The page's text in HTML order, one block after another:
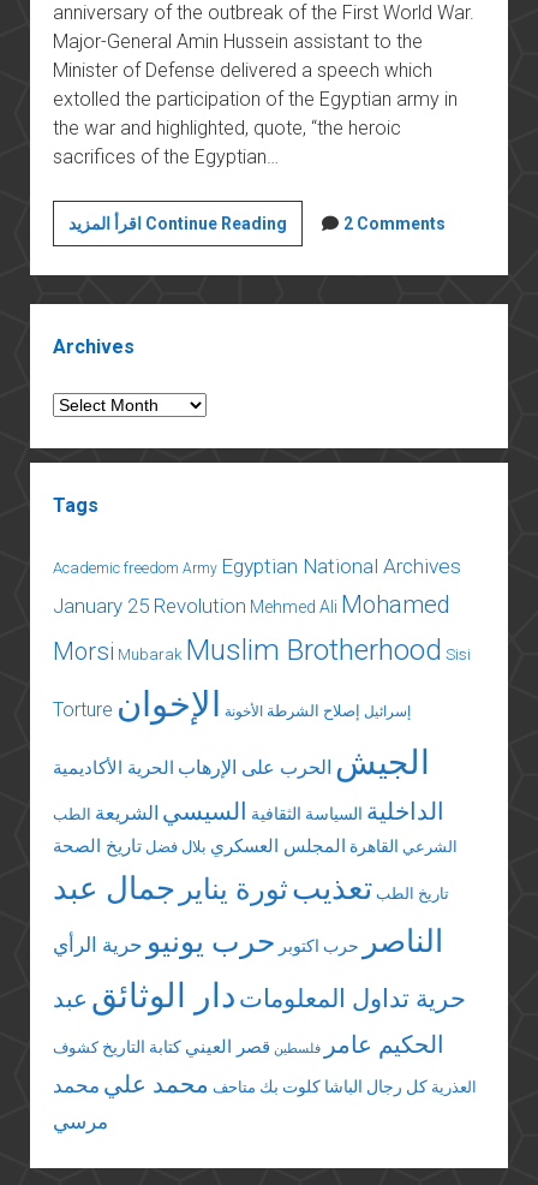
anniversary of the outbreak of the First World War.
Major-General Amin Hussein assistant to the
Minister of Defense delivered a speech which
extolled the participation of the Egyptian army in
the war and highlighted, quote, “the heroic
sacrifices of the Egyptian…
اقرأ المزيد Continue ReadingThe
Great
Theft
of
in
War
2 Comments
Archives
Archives
Tags
Academic freedom Army Egyptian National Archives
January 25 Revolution Mehmed Ali Mohamed
Morsi Mubarak Muslim Brotherhood Sisi
Torture إسرائيل إصلاح الشرطة الأخونة الإخوان
الجيش الحرب على الإرهاب الحرية الأكاديمية
الداخلية السياسة الثقافية السيسي الشريعة الطب
الشرعي القاهرة المجلس العسكري بلال فضل تاريخ الصحة
تاريخ الطب تعذيبثورة يناير جمال عبد
الناصر
حرب اكتوبر حرب يونيو حرية الرأي
حرية تداول المعلومات دار الوثائق عبد
الحكيم عامر
فلسطين قصر العيني كتابة التاريخ كشوف
العذرية كل رجال الباشا كلوت بك متاحف محمد علي محمد
مرسي